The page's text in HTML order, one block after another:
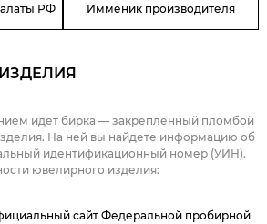
РФ Имменик производителя
идет бирка — закрепленный пломбой
На ней вы найдете информацию об
идентификационный номер (УИН).
ювелирного изделия:
сайт Федеральной пробирной